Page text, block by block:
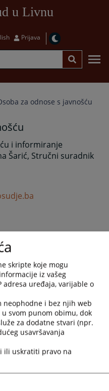
u Livnu
Prijava
za odnose s javnošću
i informiranje
Šarić, Stručni suradnik
informacijama
pristupa informacijama
skripte koje mogu
iz vašeg
adresa uređaja, varijable o
neophodne i bez njih web
svom punom obimu, dok
za dodatne stvari (npr.
usavršavanja
ili uskratiti pravo na